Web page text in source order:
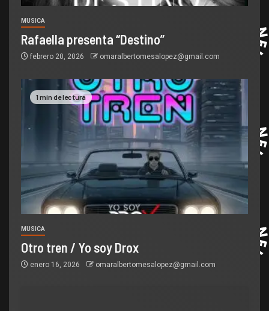
MUSICA
Rafaella presenta “Destino”
febrero 20, 2026 omaralbertomesalopez@gmail.com
1 min de lectura
MUSICA
Otro tren / Yo soy Drox
enero 16, 2026 omaralbertomesalopez@gmail.com